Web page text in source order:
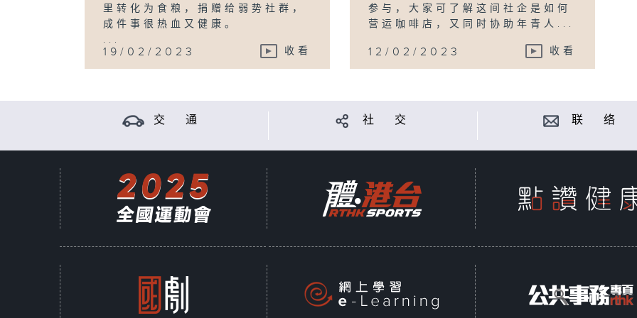
里转化为食粮，捐赠给弱势社群，
成件事很热血又健康。
...
19/02/2023 收看
参与，大家可了解这间社企是如何
营运咖啡店，又同时协助年青人...
12/02/2023 收看
交 通 社 交 联 络